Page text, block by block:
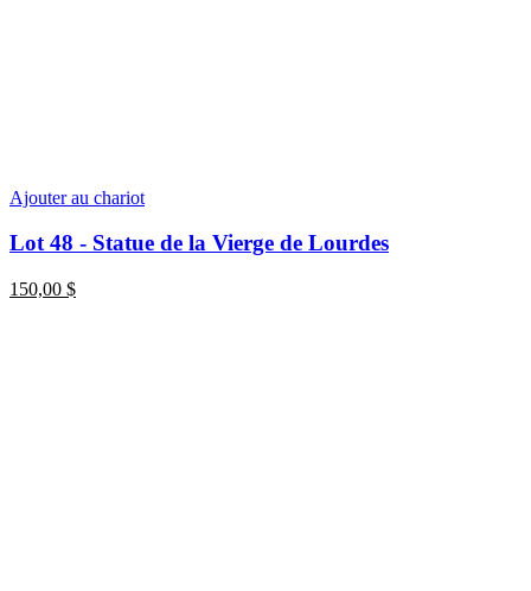
Ajouter au chariot
Lot 48 - Statue de la Vierge de Lourdes
150,00 $